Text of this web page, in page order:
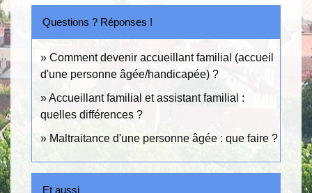
Questions ? Réponses !
Comment devenir accueillant familial (accueil
d'une personne âgée/handicapée) ?
Accueillant familial et assistant familial :
quelles différences ?
Maltraitance d'une personne âgée : que faire ?
Et aussi